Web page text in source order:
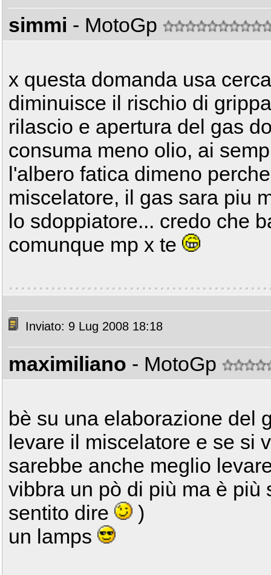
simmi - MotoGp
x questa domanda usa
diminuisce il rischio di
rilascio e apertura del gas
consuma meno olio, ai
l'albero fatica dimeno
miscelatore, il gas sara piu
lo sdoppiatore... credo che
comunque mp x te
Inviato: 9 Lug 2008 18:18
maximiliano - MotoGp
bè su una elaborazione del
levare il miscelatore e se si
sarebbe anche meglio
vibbra un pò di più ma è più
sentito dire
)
un lamps